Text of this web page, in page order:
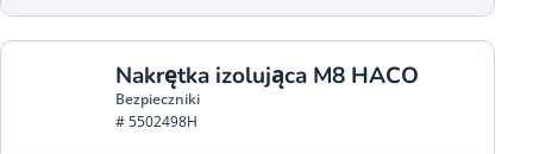
Nakrętka izolująca M8 HACO
Bezpieczniki
# 5502498H